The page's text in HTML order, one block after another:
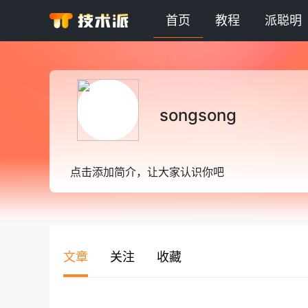
首页 教程 派聪明
songsong
点击添加简介，让大家认识你吧
文章 关注 收藏